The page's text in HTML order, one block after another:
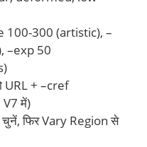
100-300 (artistic), –
–exp 50
URL + –cref
में)
फिर Vary Region से